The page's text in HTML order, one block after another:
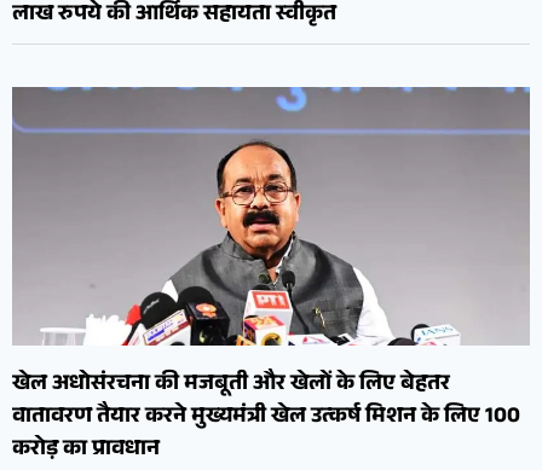
लाख रुपये की आर्थिक सहायता स्वीकृत
खेल अधोसंरचना की मजबूती और खेलों के लिए बेहतर
वातावरण तैयार करने मुख्यमंत्री खेल उत्कर्ष मिशन के लिए 100
करोड़ का प्रावधान